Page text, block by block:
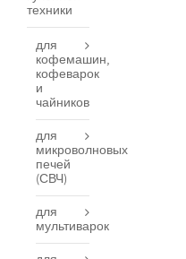
техники
для
кофемашин,
кофеварок
и
чайников
для
микроволновых
печей
(СВЧ)
для
мультиварок